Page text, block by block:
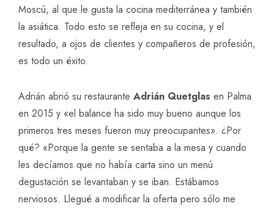
Moscú, al que le gusta la cocina mediterránea y también
la asiática. Todo esto se refleja en su cocina, y el
resultado, a ojos de clientes y compañeros de profesión,
es todo un éxito.
Adrián abrió su restaurante Adrián Quetglas en Palma
en 2015 y «el balance ha sido muy bueno aunque los
primeros tres meses fueron muy preocupantes». ¿Por
qué? «Porque la gente se sentaba a la mesa y cuando
les decíamos que no había carta sino un menú
degustación se levantaban y se iban. Estábamos
nerviosos. Llegué a modificar la oferta pero sólo me